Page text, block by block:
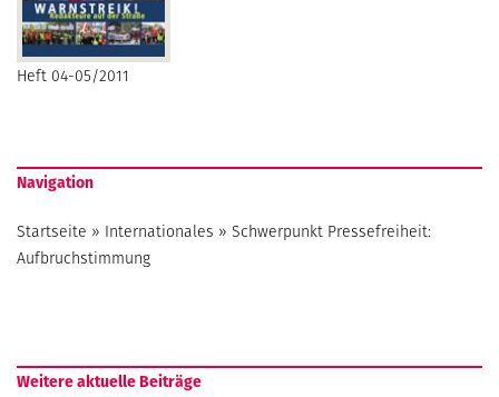
Heft 04-05/2011
Navigation
Startseite » Internationales » Schwerpunkt Pressefreiheit:
Aufbruchstimmung
Weitere aktuelle Beiträge